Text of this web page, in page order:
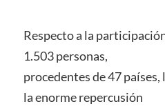
Respecto a la
1.503 personas,
procedentes de 47 países,
la enorme repercusión